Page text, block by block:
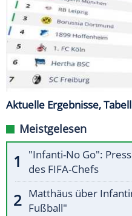
Aktuelle Ergebnisse,
Meistgelesen
"Infanti-No Go":
des FIFA-Chefs
Matthäus über
Fußball"